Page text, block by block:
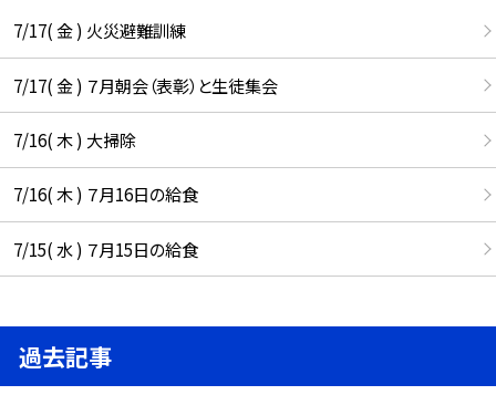
7/17( 金 ) 火災避難訓練
7/17( 金 ) ７月朝会（表彰）と生徒集会
7/16( 木 ) 大掃除
7/16( 木 ) ７月16日の給食
7/15( 水 ) ７月15日の給食
過去記事